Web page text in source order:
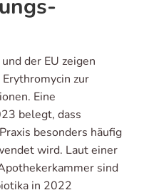
der EU zeigen
zur
Eine
belegt, dass
besonders häufig
wird. Laut einer
sind
in 2022